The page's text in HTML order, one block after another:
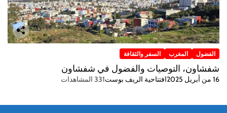
الفضول المغرب السفر والثقافة
شفشاون، التوصيات والفضول في شفشاون
16 من أبريل 2025 افتتاحية الريف بوست331 المشاهدات